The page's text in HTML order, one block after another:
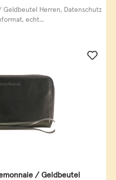
Herren, Datenschutz
echt...
/ Geldbeutel